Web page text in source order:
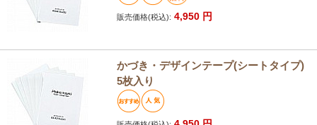
販売価格(税込): 4,950 円
かづき・デザインテープ(シートタイプ)
5枚入り